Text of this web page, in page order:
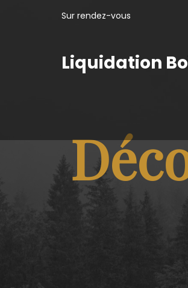
Sur rendez-vous
Liquidation